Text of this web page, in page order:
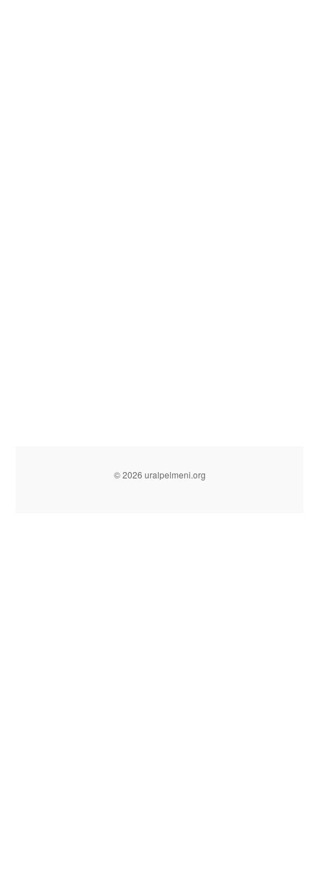
© 2026 uralpelmeni.org